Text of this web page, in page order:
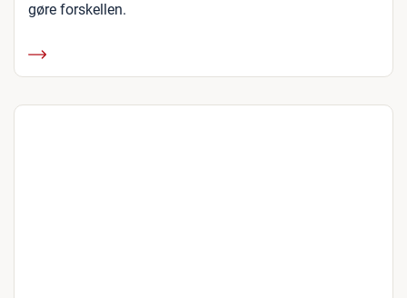
gøre forskellen.